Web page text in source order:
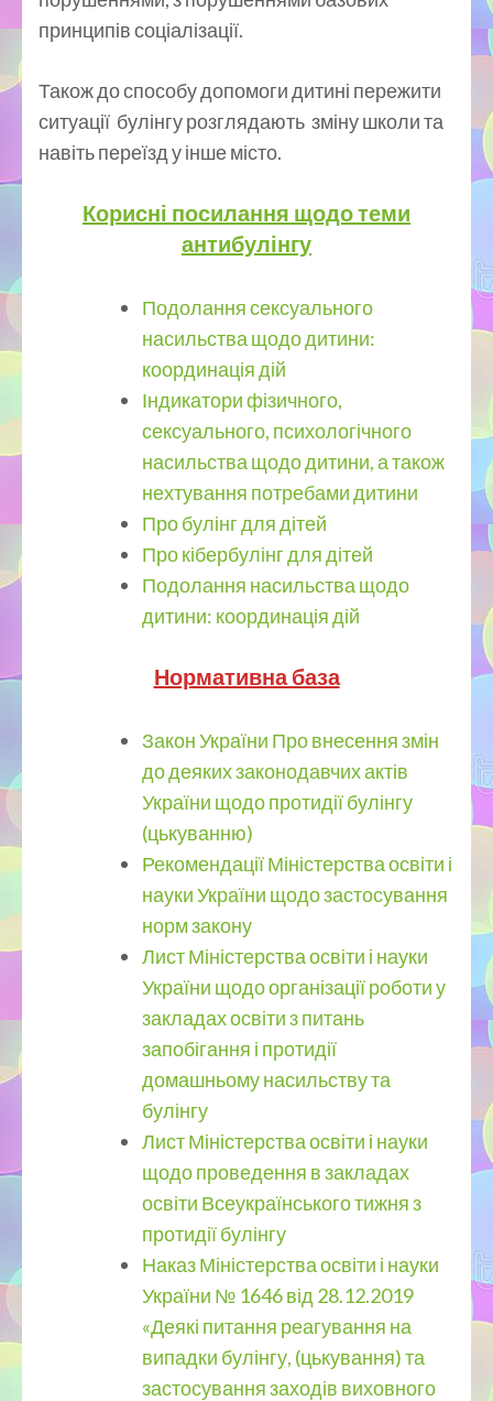
принципів соціалізації.
Також до способу допомоги дитині пережити
ситуації булінгу розглядають зміну школи та
навіть переїзд у інше місто.
Корисні посилання щодо теми
антибулінгу
Подолання сексуального
насильства щодо дитини:
координація дій
Індикатори фізичного,
сексуального, психологічного
насильства щодо дитини, а також
нехтування потребами дитини
Про булінг для дітей
Про кібербулінг для дітей
Подолання насильства щодо
дитини: координація дій
Нормативна база
Закон України Про внесення змін
до деяких законодавчих актів
України щодо протидії булінгу
(цькуванню)
Рекомендації Міністерства освіти і
науки України щодо застосування
норм закону
Лист Міністерства освіти і науки
України щодо організації роботи у
закладах освіти з питань
запобігання і протидії
домашньому насильству та
булінгу
Лист Міністерства освіти і науки
щодо проведення в закладах
освіти Всеукраїнського тижня з
протидії булінгу
Наказ Міністерства освіти і науки
України № 1646 від 28.12.2019
«Деякі питання реагування на
випадки булінгу, (цькування) та
застосування заходів виховного